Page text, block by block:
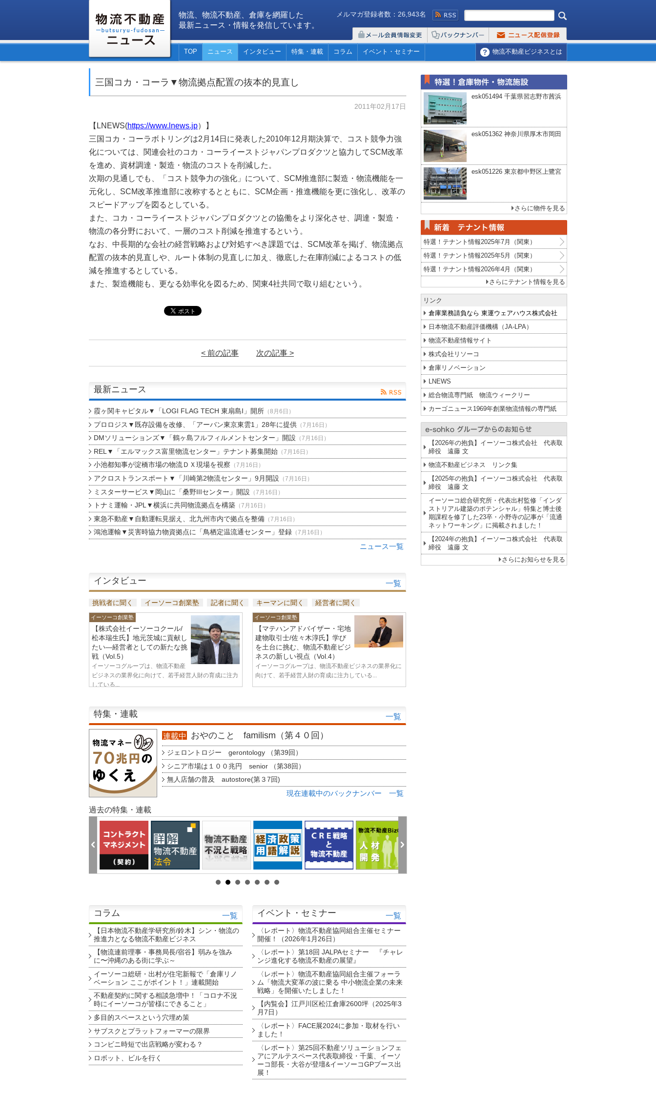
物流、物流不動産、倉庫を網羅した
最新ニュース・情報を発信しています。
メルマガ登録者数：26,943名
TOP ニュース インタビュー 特集・連載 コラム イベント・セミナー 物流不動産ビジネスとは
三国コカ・コーラ▼物流拠点配置の抜本的見直し
2011年02月17日
【LNEWS(https://www.lnews.jp）】
三国コカ・コーラボトリングは2月14日に発表した2010年12月期決算で、コスト競争力強
化については、関連会社のコカ・コーライーストジャパンプロダクツと協力してSCM改革
を進め、資材調達・製造・物流のコストを削減した。
次期の見通しでも、「コスト競争力の強化」について、SCM推進部に製造・物流機能を一
元化し、SCM改革推進部に改称するとともに、SCM企画・推進機能を更に強化し、改革の
スピードアップを図るとしている。
また、コカ・コーライーストジャパンプロダクツとの協働をより深化させ、調達・製造・
物流の各分野において、一層のコスト削減を推進するという。
なお、中長期的な会社の経営戦略および対処すべき課題では、SCM改革を掲げ、物流拠点
配置の抜本的見直しや、ルート体制の見直しに加え、徹底した在庫削減によるコストの低
減を推進するとしている。
また、製造機能も、更なる効率化を図るため、関東4社共同で取り組むという。
< 前の記事 次の記事 >
最新ニュース
霞ヶ関キャピタル▼「LOGI FLAG TECH 東扇島I」開所（8月6日）
プロロジス▼既存設備を改修、「アーバン東京東雲1」28年に提供（7月16日）
DMソリューションズ▼「鶴ヶ島フルフィルメントセンター」開設 （7月16日）
REL▼「エルマックス富里物流センター」テナント募集開始（7月16日）
小池都知事が淀橋市場の物流ＤＸ現場を視察 （7月16日）
アクロストランスポート▼「川崎第2物流センター」9月開設 （7月16日）
ミスターサービス▼岡山に「桑野IIIセンター」開設 （7月16日）
トナミ運輸・JPL▼横浜に共同物流拠点を構築（7月16日）
東急不動産▼自動運転見据え、北九州市内で拠点を整備（7月16日）
鴻池運輸▼災害時協力物資拠点に「鳥栖定温流通センター」登録（7月16日）
ニュース一覧
インタビュー 一覧
挑戦者に聞く イーソーコ創業塾 記者に聞く キーマンに聞く 経営者に聞く
イーソーコ創業塾
【株式会社イーソーコクール/
松本瑞生氏】地元茨城に貢献し
たい—経営者としての新たな挑
戦（Vol.5）
イーソーコグループは、物流不動産
ビジネスの業界化に向けて、若手経営人財の育成に注力
している...
イーソーコ創業塾
【マテハンアドバイザー・宅地
建物取引士/佐々木淳氏】学び
を土台に挑む、物流不動産ビジ
ネスの新しい視点（Vol.4）
イーソーコグループは、物流不動産ビジネスの業界化に
向けて、若手経営人財の育成に注力している...
特集・連載 一覧
連載中 おやのこと familism（第４０回）
ジェロントロジー gerontology （第39回）
シニア市場は１００兆円 senior （第38回）
無人店舗の普及 autostore(第３7回)
現在連載中のバックナンバー 一覧
過去の特集・連載
コラム 一覧
【日本物流不動産学研究所/鈴木】シン・物流の
推進力となる物流不動産ビジネス
【物流連前理事・事務局長/宿谷】弱みを強み
に〜沖縄のある街に学ぶ～
イーソーコ総研・出村が住宅新報で「倉庫リノ
ベーション ここがポイント！」連載開始
不動産契約に関する相談急増中！「コロナ不況
時にイーソーコが皆様にできること」
多目的スペースという穴埋め策
サブスクとプラットフォーマーの限界
コンビニ時短で出店戦略が変わる？
ロボット、ビルを行く
イベント・セミナー 一覧
〈レポート〉物流不動産協同組合主催セミナー
開催！（2026年1月26日）
〈レポート〉第18回 JALPAセミナー 『チャレ
ンジ進化する物流不動産の展望』
〈レポート〉物流不動産協同組合主催フォーラ
ム「物流大変革の波に乗る 中小物流企業の未来
戦略」を開催いたしました！
【内覧会】江戸川区松江倉庫2600坪（2025年3
月7日）
〈レポート〉FACE展2024に参加・取材を行い
ました！
〈レポート〉第25回不動産ソリューションフェ
アにアルテスペース代表取締役・千葉、イーソ
ーコ部長・大谷が登壇&イーソーコGPブース出
展！
esk051494 千葉県習志野市茜浜
esk051362 神奈川県厚木市岡田
esk051226 東京都中野区上鷺宮
さらに物件を見る
特選！テナント情報2025年7月（関東）
特選！テナント情報2025年5月（関東）
特選！テナント情報2026年4月（関東）
さらにテナント情報を見る
リンク
倉庫業務請負なら 東運ウェアハウス株式会社
日本物流不動産評価機構（JA-LPA）
物流不動産情報サイト
株式会社リソーコ
倉庫リノベーション
LNEWS
総合物流専門紙 物流ウィークリー
カーゴニュース1969年創業物流情報の専門紙
【2026年の抱負】イーソーコ株式会社 代表取
締役 遠藤 文
物流不動産ビジネス リンク集
【2025年の抱負】イーソーコ株式会社 代表取
締役 遠藤 文
イーソーコ総合研究所・代表出村監修「インダ
ストリアル建築のポテンシャル」特集と博士後
期課程を修了した23卒・小野寺の記事が「流通
ネットワーキング」に掲載されました！
【2024年の抱負】イーソーコ株式会社 代表取
締役 遠藤 文
さらにお知らせを見る